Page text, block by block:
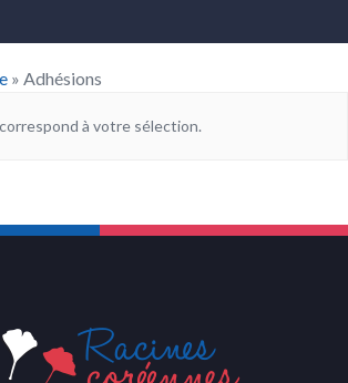
»Adhésions
à votre sélection.